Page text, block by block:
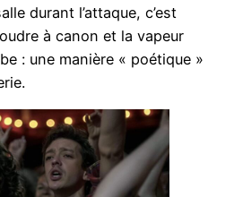
durant l’attaque, c’est
à canon et la vapeur
: une manière « poétique »